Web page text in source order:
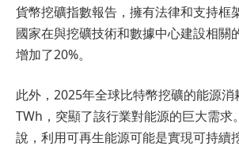
貨幣挖礦指數報告，擁有法律和支持框
國家在與挖礦技術和數據中心建設相關
增加了20%。
此外，2025年全球比特幣挖礦的能源
TWh，突顯了該行業對能源的巨大需求
說，利用可再生能源可能是實現可持續